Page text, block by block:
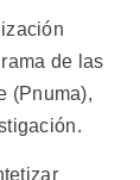
de las
(Pnuma),